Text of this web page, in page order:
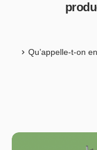
Qu’appelle-t-on